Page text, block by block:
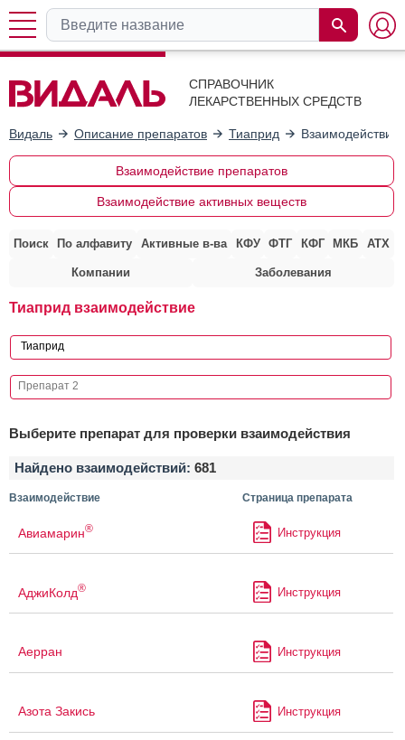
СПРАВОЧНИК
ЛЕКАРСТВЕННЫХ СРЕДСТВ
Видаль Описание препаратов Тиаприд
Взаимодействие препаратов
Взаимодействие активных веществ
Поиск По алфавиту Активные в-ва КФУ ФТГ КФГ МКБ АТХ
Компании Заболевания
Тиаприд взаимодействие
Выберите препарат для проверки взаимодействия
Найдено взаимодействий: 681
Взаимодействие Страница препарата
Авиамарин® Инструкция
АджиКолд® Инструкция
Аерран Инструкция
Азота Закись Инструкция